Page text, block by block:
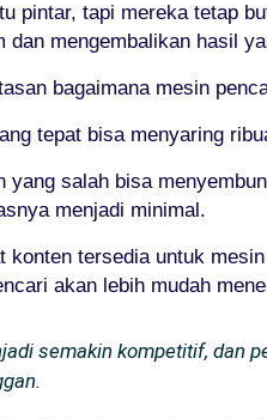
pintar, tapi mereka tetap
dan mengembalikan hasil
bagaimana mesin
tepat bisa menyaring
yang salah bisa
menjadi minimal.
konten tersedia untuk
akan lebih mudah
semakin kompetitif, dan